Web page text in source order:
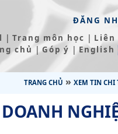
ĐĂNG
| Trang môn học | Liên
chủ |Góp ý | English
TRANG CHỦ » XEM TIN CHI